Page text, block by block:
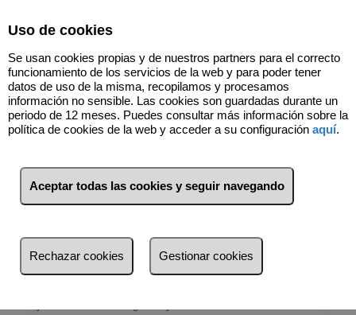
Quiénes somos
Lippy Inmobiliariaes una empresa familiar, afincada en
Madrid, al lado de un equipo extraordinario, donde
que nos importa son las personas.
Uso de cookies
Se usan cookies propias y de nuestros partners para el correcto
funcionamiento de los servicios de la web y para poder tener
datos de uso de la misma, recopilamos y procesamos
información no sensible. Las cookies son guardadas durante un
periodo de 12 meses. Puedes consultar más información sobre la
política de cookies de la web y acceder a su configuración aquí.
Aceptar todas las cookies y seguir navegando
Rechazar cookies Gestionar cookies